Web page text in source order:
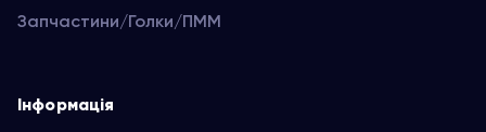
Запчастини/Голки/ПММ
Інформація